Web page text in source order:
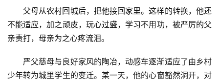
父母从农村回城后，把他接回家里。这样的转换，他还
不能适应，加之顽皮，玩心过盛，学习不用功，被严厉的父
亲责打，母亲为之心疼流泪。
严父慈母与良好家风的陶冶，动感车逐渐适应了由乡村
少年转为城里学生的变迁。某一天，他的心窗豁然洞开，对